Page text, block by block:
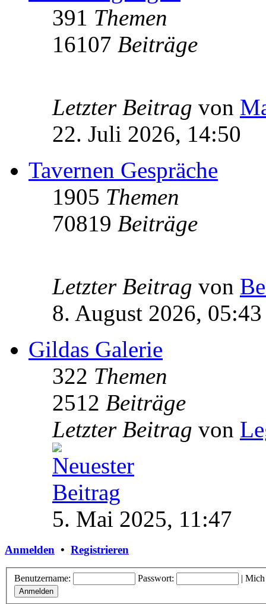
391 Themen
16107 Beiträge
Letzter Beitrag von
22. Juli 2026, 14:50
Tavernen Gespräche
1905 Themen
70819 Beiträge
Letzter Beitrag von
8. August 2026, 05:43
Gildas Galerie
322 Themen
2512 Beiträge
Letzter Beitrag von
5. Mai 2025, 11:47
Anmelden • Registrieren
Benutzername: Passwort: | Mich